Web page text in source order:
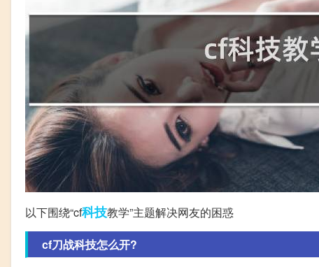
以下围绕“cf科技教学”主题解决网友的困惑
cf刀战科技怎么开?